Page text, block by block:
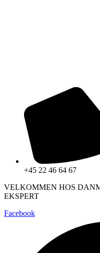
+45 22 46 64 67
VELKOMMEN HOS
EKSPERT
Facebook